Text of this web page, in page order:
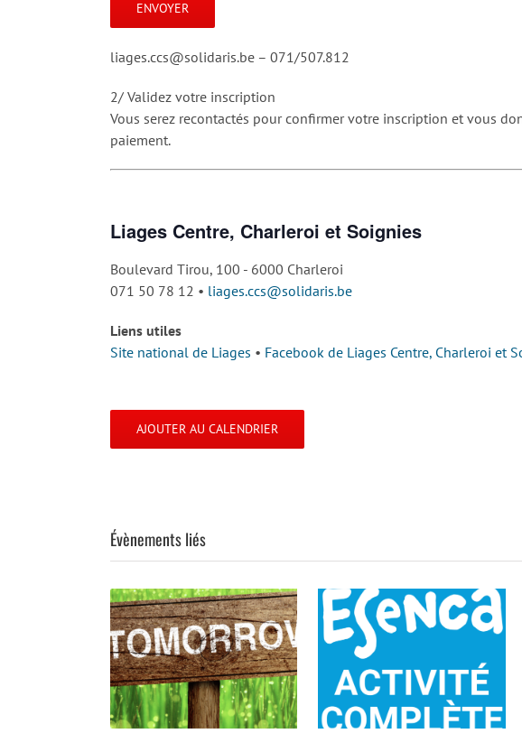
liages.ccs@solidaris.be – 071/507.812
2/ Validez votre inscription
Vous serez recontactés pour confirmer votre inscription et vous
paiement.
Liages Centre, Charleroi et Soignies
Boulevard Tirou, 100 - 6000 Charleroi
071 50 78 12 • liages.ccs@solidaris.be
Liens utiles
Site national de Liages • Facebook de Liages Centre, Charleroi et
AJOUTER AU CALENDRIER
Évènements liés